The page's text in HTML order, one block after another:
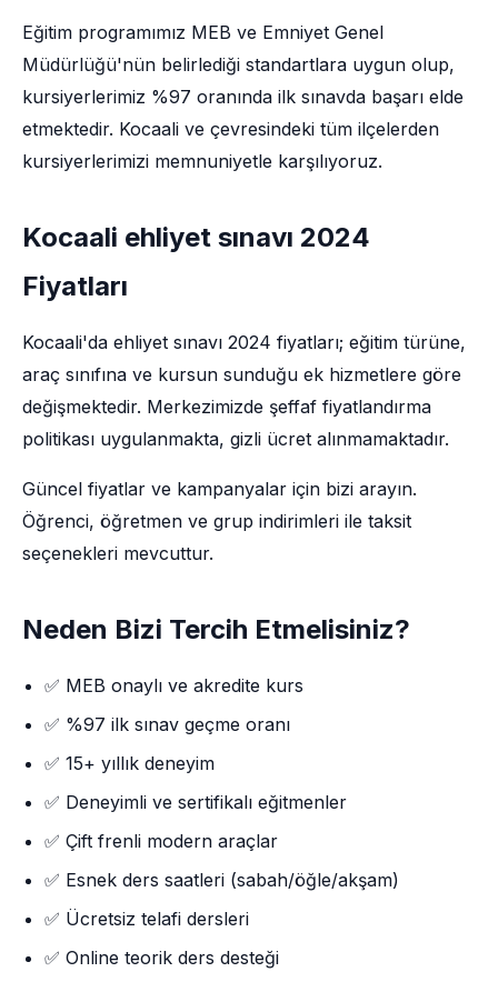
Eğitim programımız MEB ve Emniyet Genel
Müdürlüğü'nün belirlediği standartlara uygun olup,
kursiyerlerimiz %97 oranında ilk sınavda başarı elde
etmektedir. Kocaali ve çevresindeki tüm ilçelerden
kursiyerlerimizi memnuniyetle karşılıyoruz.
Kocaali ehliyet sınavı 2024
Fiyatları
Kocaali'da ehliyet sınavı 2024 fiyatları; eğitim türüne,
araç sınıfına ve kursun sunduğu ek hizmetlere göre
değişmektedir. Merkezimizde şeffaf fiyatlandırma
politikası uygulanmakta, gizli ücret alınmamaktadır.
Güncel fiyatlar ve kampanyalar için bizi arayın.
Öğrenci, öğretmen ve grup indirimleri ile taksit
seçenekleri mevcuttur.
Neden Bizi Tercih Etmelisiniz?
✅ MEB onaylı ve akredite kurs
✅ %97 ilk sınav geçme oranı
✅ 15+ yıllık deneyim
✅ Deneyimli ve sertifikalı eğitmenler
✅ Çift frenli modern araçlar
✅ Esnek ders saatleri (sabah/öğle/akşam)
✅ Ücretsiz telafi dersleri
✅ Online teorik ders desteği